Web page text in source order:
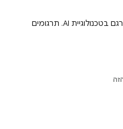
יכול להיות שהדף הזה מכיל תוכן שתורגם בטכנולוגיית AI. תרגומים